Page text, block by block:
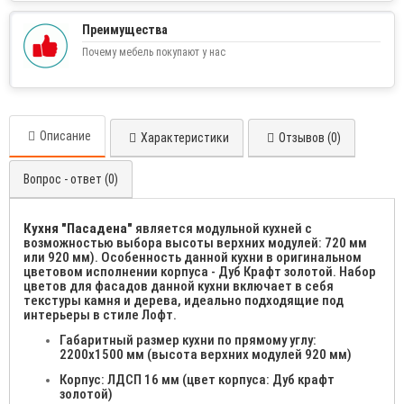
Преимущества
Почему мебель покупают у нас
Описание Характеристики Отзывов (0)
Вопрос - ответ (0)
Кухня "Пасадена" является модульной кухней с
возможностью выбора высоты верхних модулей: 720 мм
или 920 мм). Особенность данной кухни в оригинальном
цветовом исполнении корпуса - Дуб Крафт золотой. Набор
цветов для фасадов данной кухни включает в себя
текстуры камня и дерева, идеально подходящие под
интерьеры в стиле Лофт.
Габаритный размер кухни по прямому углу:
2200х1500 мм (высота верхних модулей 920 мм)
Корпус: ЛДСП 16 мм (цвет корпуса: Дуб крафт
золотой)